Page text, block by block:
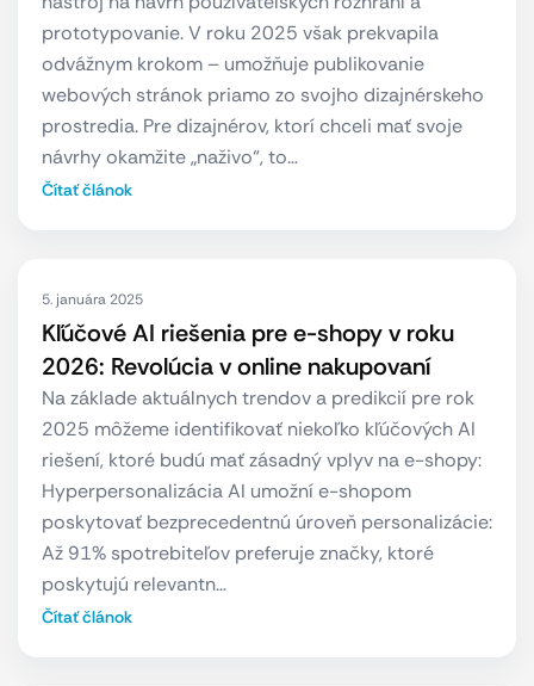
prototypovanie. V roku 2025 však prekvapila
odvážnym krokom – umožňuje publikovanie
webových stránok priamo zo svojho dizajnérskeho
prostredia. Pre dizajnérov, ktorí chceli mať svoje
návrhy okamžite „naživo“, to…
Čítať článok
5. januára 2025
Kľúčové AI riešenia pre e-shopy v roku
2026: Revolúcia v online nakupovaní
Na základe aktuálnych trendov a predikcií pre rok
2025 môžeme identifikovať niekoľko kľúčových AI
riešení, ktoré budú mať zásadný vplyv na e-shopy:
Hyperpersonalizácia AI umožní e-shopom
poskytovať bezprecedentnú úroveň personalizácie:
Až 91% spotrebiteľov preferuje značky, ktoré
poskytujú relevantn…
Čítať článok